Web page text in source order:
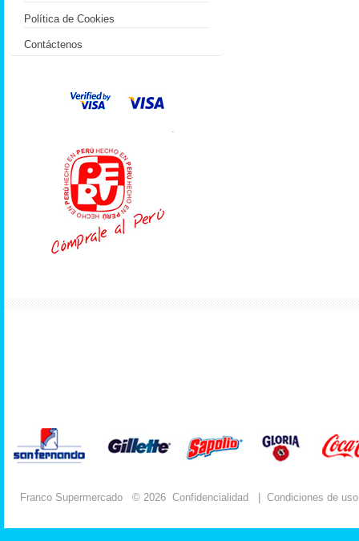
Política de Cookies
Contáctenos
.
Franco Supermercado © 2026 Confidencialidad Condiciones de uso